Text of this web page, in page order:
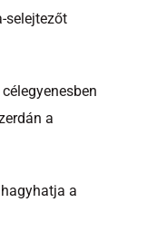
selejtezőt
a
a